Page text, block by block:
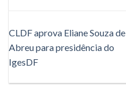
CLDF aprova Eliane Souza de
Abreu para presidência do
IgesDF